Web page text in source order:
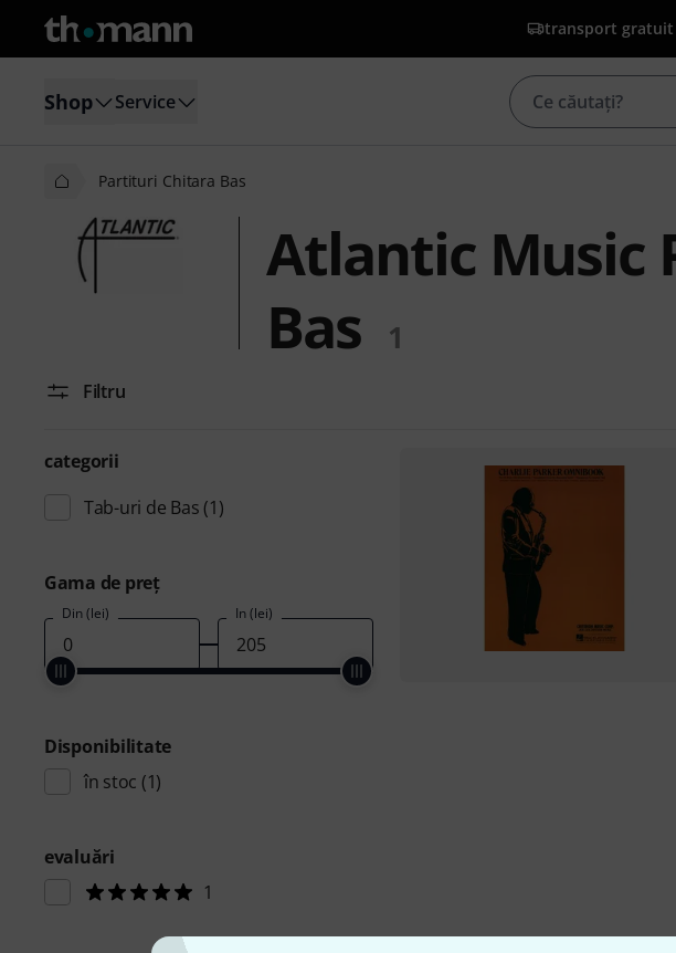
transport gratuit
Shop Service
Partituri Chitara Bas
Atlantic Music
Bas
1
Filtru
categorii
Tab-uri de Bas (1)
Gama de preţ
Din (lei) În (lei)
Disponibilitate
în stoc (1)
evaluări
1